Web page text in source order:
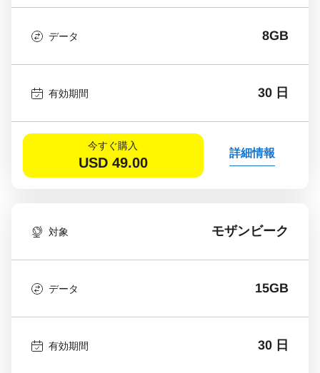
データ 8GB
有効期間 30 日
今すぐ購入
USD 49.00
詳細情報
対象 モザンビーク
データ 15GB
有効期間 30 日